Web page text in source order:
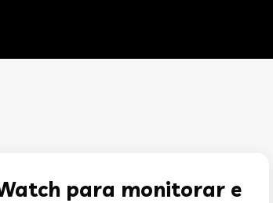
para monitorar e